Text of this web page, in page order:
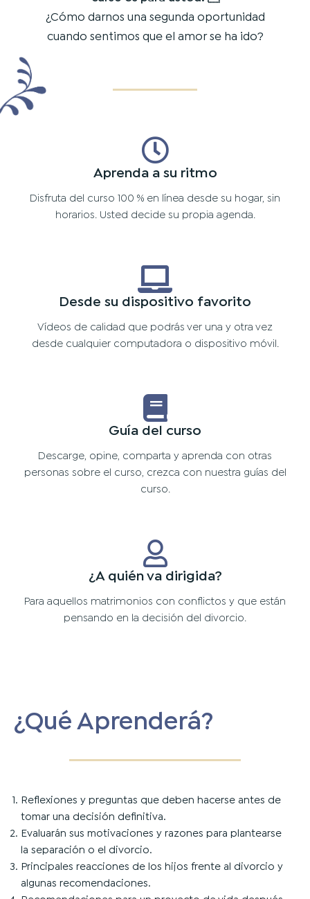
¿Cómo darnos una segunda oportunidad
cuando sentimos que el amor se ha ido?
Aprenda a su ritmo
Disfruta del curso 100 % en línea desde su hogar, sin
horarios. Usted decide su propia agenda.
Desde su dispositivo favorito
Vídeos de calidad que podrás ver una y otra vez
desde cualquier computadora o dispositivo móvil.
Guía del curso
Descarge, opine, comparta y aprenda con otras
personas sobre el curso, crezca con nuestra guías del
curso.
¿A quién va dirigida?
Para aquellos matrimonios con conflictos y que están
pensando en la decisión del divorcio.
¿Qué Aprenderá?
Reflexiones y preguntas que deben hacerse antes de
tomar una decisión definitiva.
Evaluarán sus motivaciones y razones para plantearse
la separación o el divorcio.
Principales reacciones de los hijos frente al divorcio y
algunas recomendaciones.